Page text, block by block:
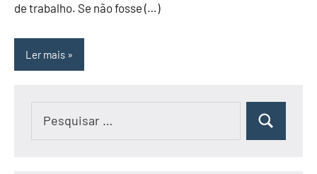
de trabalho. Se não fosse (…)
Ler mais
Pesquisar